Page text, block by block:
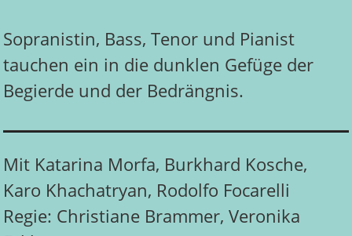
Sopranistin, Bass, Tenor und Pianist
tauchen ein in die dunklen Gefüge der
Begierde und der Bedrängnis.
Mit Katarina Morfa, Burkhard Kosche,
Karo Khachatryan, Rodolfo Focarelli
Regie: Christiane Brammer, Veronika